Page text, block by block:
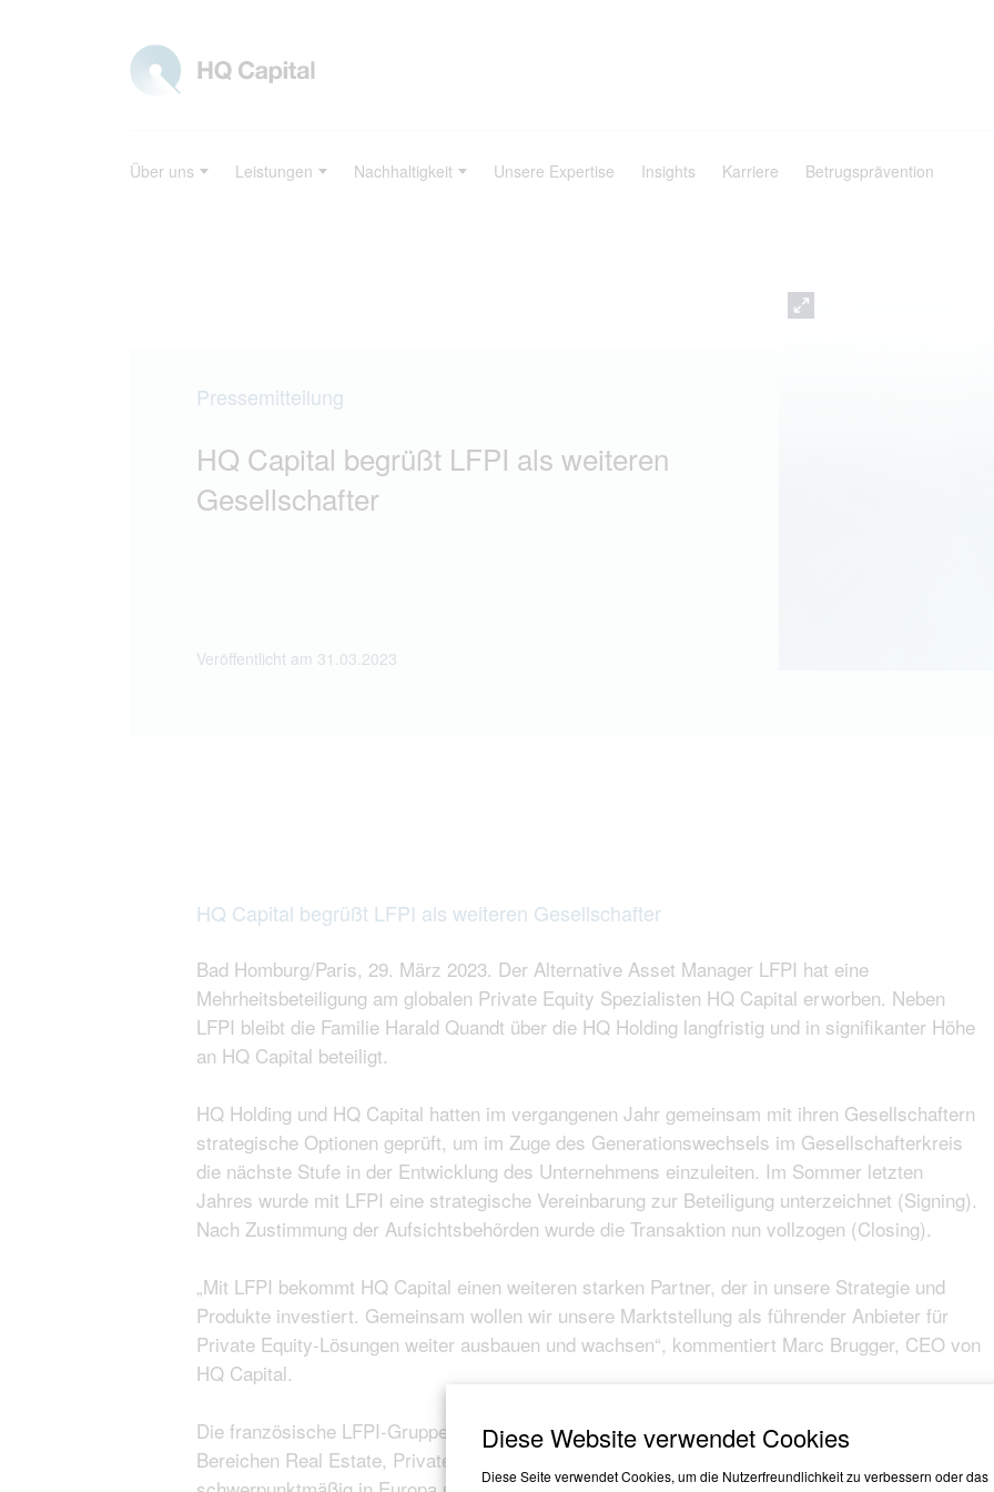
Über uns Leistungen Nachhaltigkeit Unsere Expertise Insights Karriere Betrugsprävention
Pressemitteilung
HQ Capital begrüßt LFPI als weiteren
Gesellschafter
Veröffentlicht am 31.03.2023
HQ Capital begrüßt LFPI als weiteren Gesellschafter
Bad Homburg/Paris, 29. März 2023. Der Alternative Asset Manager LFPI hat eine
Mehrheitsbeteiligung am globalen Private Equity Spezialisten HQ Capital erworben. Neben
LFPI bleibt die Familie Harald Quandt über die HQ Holding langfristig und in signifikanter Höhe
an HQ Capital beteiligt.
HQ Holding und HQ Capital hatten im vergangenen Jahr gemeinsam mit ihren Gesellschaftern
strategische Optionen geprüft, um im Zuge des Generationswechsels im Gesellschafterkreis
die nächste Stufe in der Entwicklung des Unternehmens einzuleiten. Im Sommer letzten
Jahres wurde mit LFPI eine strategische Vereinbarung zur Beteiligung unterzeichnet (Signing).
Nach Zustimmung der Aufsichtsbehörden wurde die Transaktion nun vollzogen (Closing).
„Mit LFPI bekommt HQ Capital einen weiteren starken Partner, der in unsere Strategie und
Produkte investiert. Gemeinsam wollen wir unsere Marktstellung als führender Anbieter für
Private Equity-Lösungen weiter ausbauen und wachsen“, kommentiert Marc Brugger, CEO von
HQ Capital.
Die französische LFPI-Gruppe verfügt über mehr als 20 Jahre Investmentexpertise in den
Bereichen Real Estate, Private Debt und Private Equity. Ihre Geschäftstätigkeit liegt
Diese Website verwendet Cookies
Diese Seite verwendet Cookies, um die Nutzerfreundlichkeit zu verbessern oder das